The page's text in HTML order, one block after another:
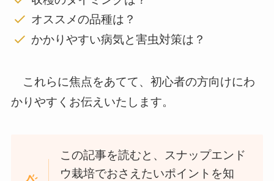
オススメの品種は？
かかりやすい病気と害虫対策は？
これらに焦点をあてて、初心者の方向けにわ
かりやすくお伝えいたします。
この記事を読むと、スナップエンド
ウ栽培でおさえたいポイントを知